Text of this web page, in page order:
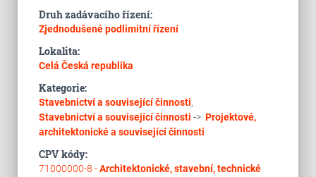
Druh zadávacího řízení:
Zjednodušené podlimitní řízení
Lokalita:
Celá Česká republika
Kategorie:
Stavebnictví a související činnosti,
Stavebnictví a související činnosti -> Projektové,
architektonické a související činnosti
CPV kódy:
71000000-8 -Architektonické, stavební, technické